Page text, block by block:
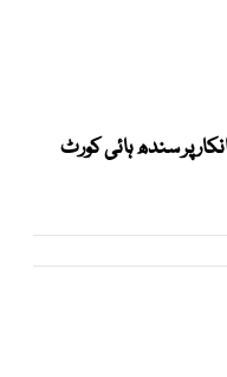
پر سندھ ہائی کورٹ